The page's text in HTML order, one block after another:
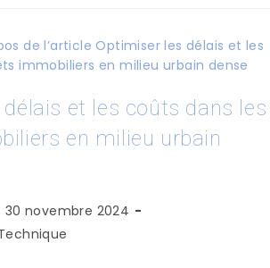
et les coûts dans les
en milieu urbain
30 novembre 2024